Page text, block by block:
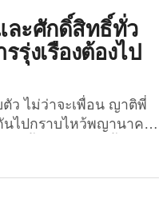
ละศักดิ์สิทธิ์ทั่ว
รุ่งเรืองต้องไป
ตัว ไม่ว่าจะเพื่อน ญาติพี่
นไปกราบไหว้พญานาค
ท้าย (เริ่มตั้งแต่ปี 2559-
หากได้ไหว้พญานาค